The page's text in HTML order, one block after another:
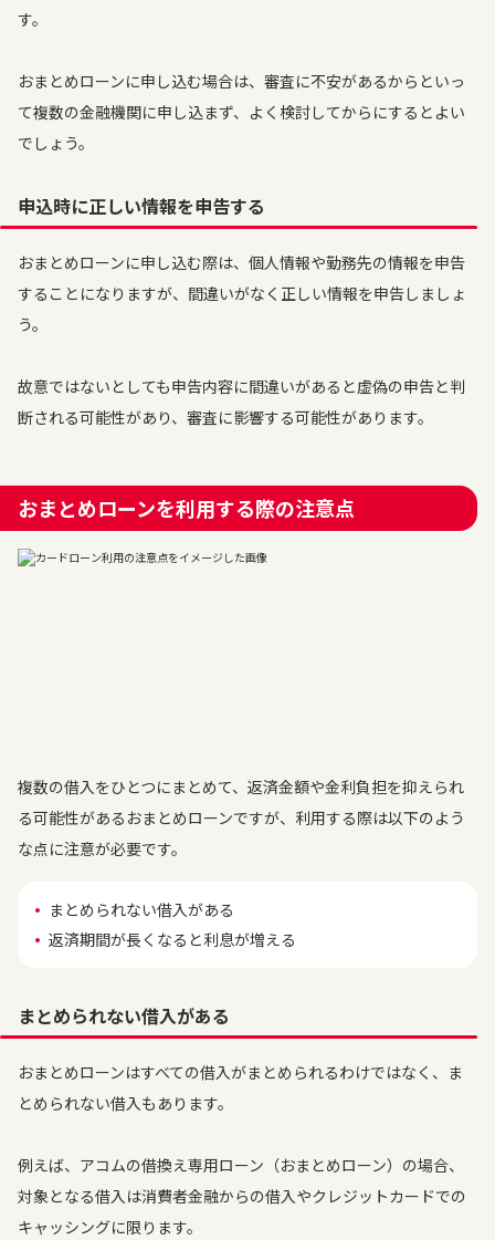
す。
おまとめローンに申し込む場合は、審査に不安があるからといっ
て複数の金融機関に申し込まず、よく検討してからにするとよい
でしょう。
申込時に正しい情報を申告する
おまとめローンに申し込む際は、個人情報や勤務先の情報を申告
することになりますが、間違いがなく正しい情報を申告しましょ
う。
故意ではないとしても申告内容に間違いがあると虚偽の申告と判
断される可能性があり、審査に影響する可能性があります。
おまとめローンを利用する際の注意点
複数の借入をひとつにまとめて、返済金額や金利負担を抑えられ
る可能性があるおまとめローンですが、利用する際は以下のよう
な点に注意が必要です。
まとめられない借入がある
返済期間が長くなると利息が増える
まとめられない借入がある
おまとめローンはすべての借入がまとめられるわけではなく、ま
とめられない借入もあります。
例えば、アコムの借換え専用ローン（おまとめローン）の場合、
対象となる借入は消費者金融からの借入やクレジットカードでの
キャッシングに限ります。